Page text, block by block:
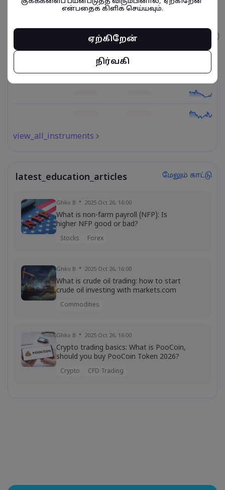
நிதிசார் கருவிகள் தொடர்பானவை
விற்பனை வாங்குதல் கட்டணம் (%)
view_all_instruments
latest_education_articles மேலும் காட்டு
Ghko B 2025 Oct 26, 16:00
What is non-farm payroll (NFP): Is
higher NFP good or bad?
Stocks Forex
Ghko B 2025 Oct 26, 16:00
What is crude oil trading: how to start
crude oil investing with markets.com
Commodities
Ghko B 2025 Oct 26, 16:00
Crypto trading basics: What is PooCoin,
should you buy PooCoin Token 2026?
Crypto CFD Trading
என்பதைக் கிளிக் செய்யவும்.
ஏற்கிறேன்
நிர்வகி